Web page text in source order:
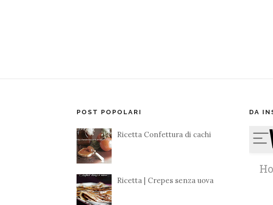
POST POPOLARI
Ricetta Confettura di cachi
Ricetta | Crepes senza uova
DA